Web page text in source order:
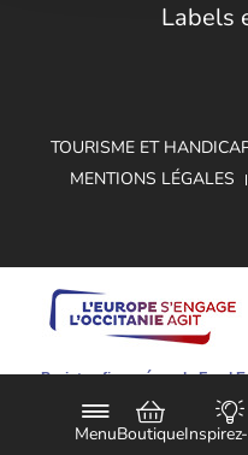
MenuBoutique
Labels
TOURISME ET
MENTIONS LÉGALES
Projet cofinancé par le Fond